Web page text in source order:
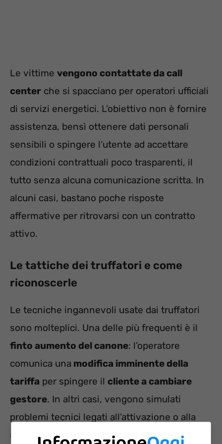
Le vittime vengono contattate da call
center che si spacciano per operatori ufficiali
di servizi energetici. L’obiettivo non è fornire
assistenza, bensì ottenere dati personali
sensibili o spingere l’utente ad accettare
condizioni contrattuali poco trasparenti, il
tutto senza alcuna comunicazione scritta. In
alcuni casi, bastano poche risposte
affermative per ritrovarsi con un contratto
attivo.
Le tattiche dei truffatori e come
riconoscerle
Le tecniche ingannevoli usate dai truffatori
sono molteplici. Una delle più frequenti è il
finto aumento del canone: l’operatore
comunica una modifica imminente della
tariffa per spingere il cliente a cambiare
gestore. In altri casi, vengono simulati
problemi tecnici legati all’attivazione o alla
manutenzione della linea, inducendo l’utente